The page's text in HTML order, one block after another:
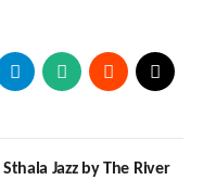
Sthala Jazz by The River